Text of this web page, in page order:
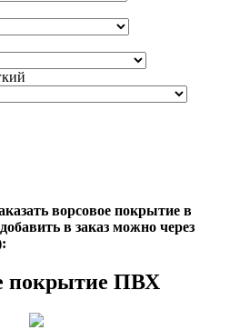
ворсовое покрытие в
в заказ можно через
покрытие ПВХ